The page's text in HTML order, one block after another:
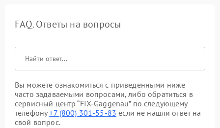
FAQ. Ответы на вопросы
Вы можете ознакомиться с приведенными ниже
часто задаваемыми вопросами, либо обратиться в
сервисный центр “FIX-Gaggenau” по следующему
телефону+7 (800) 301-55-83 если не нашли ответ на
свой вопрос.